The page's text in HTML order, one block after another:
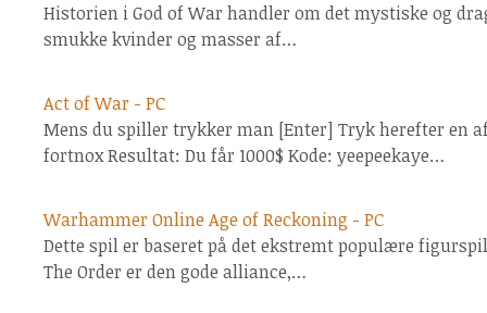
Historien i God of War handler om det mystiske og
smukke kvinder og masser af…
Act of War - PC
Mens du spiller trykker man [Enter] Tryk herefter en
fortnox Resultat: Du får 1000$ Kode: yeepeekaye…
Warhammer Online Age of Reckoning - PC
Dette spil er baseret på det ekstremt populære
The Order er den gode alliance,…